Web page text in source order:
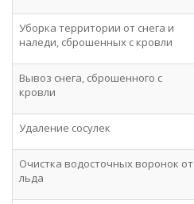
Уборка территории от снега и
наледи, сброшенных с кровли
Вывоз снега, сброшенного с
кровли
Удаление сосулек
Очистка водосточных воронок от
льда